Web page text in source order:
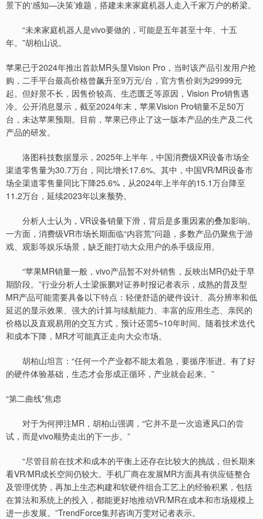
景下的‘感知—决策’难题，搭建未来家庭机器人走入千家万户的桥梁。
“未来家庭机器人是vivo要做的，可能是五年甚至十年、十五
年。”胡柏山说。
苹果已于2024年推出首款MR头显Vision Pro，当时该产品引发用户抢
购，二手平台最高价格曾飙升至9万元/台，官方售价则为29999元
起。但好景不长，因售价较高、生态匮乏等原因，Vision Pro销售遇
冷。公开消息显示，截至2024年末，苹果Vision Pro销量不足50万
台，未达苹果预期。目前，苹果已停止了这一版本产品的生产及二代
产品的研发。
洛图科技数据显示，2025年上半年，中国消费级XR设备市场全
渠道零售量为30.7万台，同比增长17.6%。其中，中国VR/MR设备市
场全渠道零售量同比下降25.6%，从2024年上半年的15.1万台降至
11.2万台，延续2023年以来颓势。
分析人士认为，VR设备销量下滑，背后是多重因素的叠加影响。
一方面，消费级VR市场长期面临“内容荒”问题，多数产品仍聚焦于游
戏、观影等娱乐场景，缺乏能打动大众用户的杀手级应用。
“苹果MR销量一般，vivo产品暂不对外销售，反映出MR仍处于早
期阶段。”行业分析人士梁振鹏对证券时报记者表示，成熟的普及型
MR产品可能需要具备以下特点：轻便舒适的硬件设计、高分辨率和低
延迟的显示效果、强大的计算与续航能力、丰富的应用生态、亲民的
价格以及直观易用的交互方式，预计还需5~10年时间。随着技术迭代
和成本下降，MR才可能真正走向大众市场。
胡柏山坦言：“任何一个产业都不能太着急，要循序渐进。有了好
的硬件体验基础，生态才会形成正循环，产业就会起来。”
“第二曲线”焦虑
对于为何押注MR，胡柏山强调，“它并不是一次追逐风口的尝
试，而是vivo顺势走出的下一步。”
“尽管目前在技术和成本的平衡上还存在比较大的挑战，但长期来
看VR/MR成长空间仍较大。手机厂商在发展MR方面具有供应链整合
及管理优势，再加上生态构建和软硬件组合工艺上的经验积累，包括
在算法和系统上的投入，都能更好地推动VR/MR在成本和市场规模上
进一步发展。”TrendForce集邦咨询万雯对记者表示。